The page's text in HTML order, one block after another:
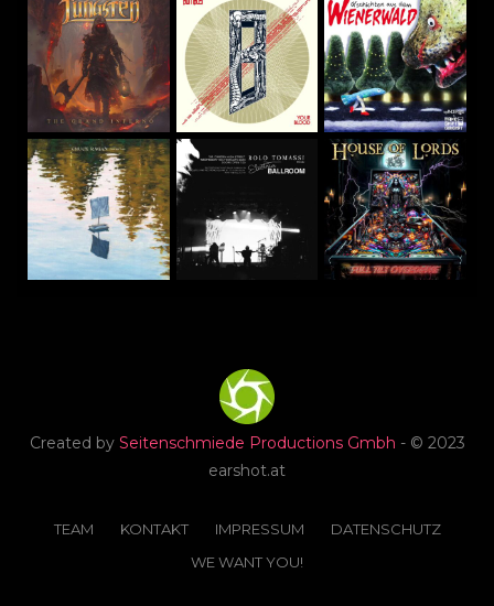
Created by Seitenschmiede Productions Gmbh - © 2023
earshot.at
TEAM KONTAKT IMPRESSUM
DATENSCHUTZ
WE WANT YOU!